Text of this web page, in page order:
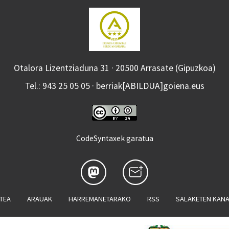
Otalora Lizentziaduna 31 · 20500 Arrasate (Gipuzkoa)
Tel.: 943 25 05 05 · berriak[ABILDUA]goiena.eus
CodeSyntaxek garatua
ARAUAK HARREMANETARAKO RSS SALAKETEN